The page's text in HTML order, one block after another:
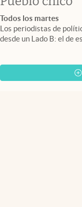
Todos los martes
Los periodistas de
desde un Lado B: el de